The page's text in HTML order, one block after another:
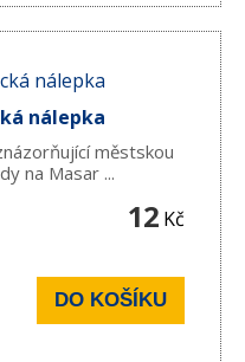
nálepka
městskou
na Masar ...
12 Kč
DO KOŠÍKU